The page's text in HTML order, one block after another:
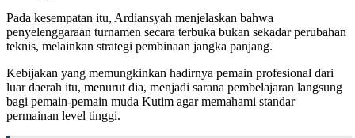
Pada kesempatan itu, Ardiansyah menjelaskan bahwa
penyelenggaraan turnamen secara terbuka bukan sekadar perubahan
teknis, melainkan strategi pembinaan jangka panjang.
Kebijakan yang memungkinkan hadirnya pemain profesional dari
luar daerah itu, menurut dia, menjadi sarana pembelajaran langsung
bagi pemain-pemain muda Kutim agar memahami standar
permainan level tinggi.